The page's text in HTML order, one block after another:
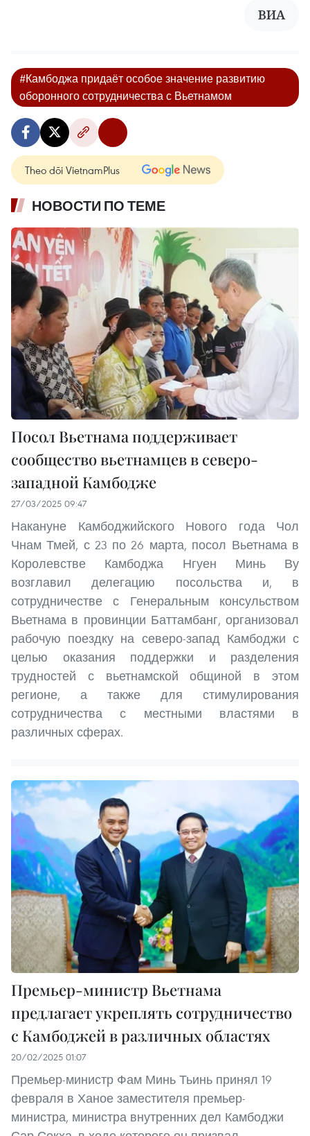
ВИА
#Камбоджа придаёт особое значение развитию
оборонного сотрудничества с Вьетнамом
Theo dõi VietnamPlus
НОВОСТИ ПО ТЕМЕ
Посол Вьетнама поддерживает
сообщество вьетнамцев в северо-
западной Камбодже
27/03/2025 09:47
Накануне Камбоджийского Нового года Чол
Чнам Тмей, с 23 по 26 марта, посол Вьетнама в
Королевстве Камбоджа Нгуен Минь Ву
возглавил делегацию посольства и, в
сотрудничестве с Генеральным консульством
Вьетнама в провинции Баттамбанг, организовал
рабочую поездку на северо-запад Камбоджи с
целью оказания поддержки и разделения
трудностей с вьетнамской общиной в этом
регионе, а также для стимулирования
сотрудничества с местными властями в
различных сферах.
Премьер-министр Вьетнама
предлагает укреплять сотрудничество
с Камбоджей в различных областях
20/02/2025 01:07
Премьер-министр Фам Минь Тьинь принял 19
февраля в Ханое заместителя премьер-
министра, министра внутренних дел Камбоджи